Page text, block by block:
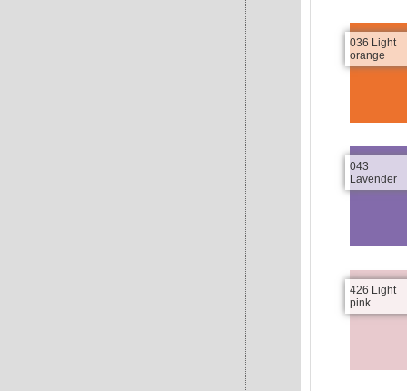
036 Light
orange
043
Lavender
426 Light
pink